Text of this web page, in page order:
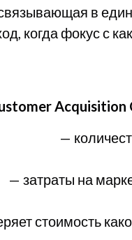
в
когда фокус с
Acquisition
—
— затраты на
стоимость